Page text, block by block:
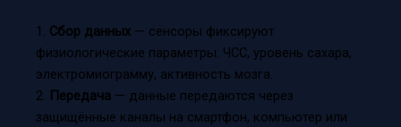
1. Сбор данных— сенсоры фиксируют
физиологические параметры: ЧСС, уровень сахара,
электромиограмму, активность мозга.
2. Передача— данные передаются через
защищённые каналы на смартфон, компьютер или